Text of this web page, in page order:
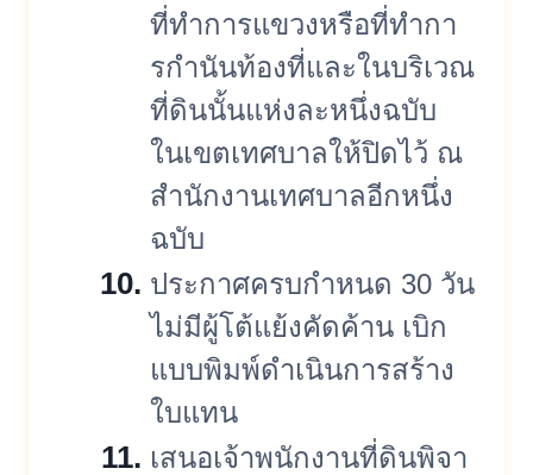
ที่ทำการแขวงหรือที่ทำกา
รกำนันท้องที่และในบริเวณ
ที่ดินนั้นแห่งละหนึ่งฉบับ
ในเขตเทศบาลให้ปิดไว้ ณ
สำนักงานเทศบาลอีกหนึ่ง
ฉบับ
ประกาศครบกำหนด 30 วัน
ไม่มีผู้โต้แย้งคัดค้าน เบิก
แบบพิมพ์ดำเนินการสร้าง
ใบแทน
เสนอเจ้าพนักงานที่ดินพิจา